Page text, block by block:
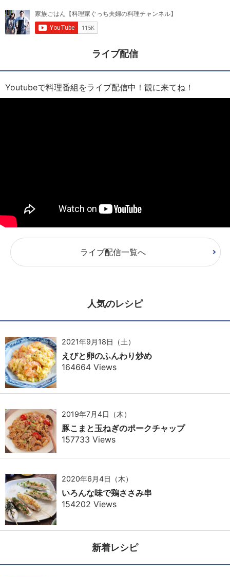
ライブ配信
Youtubeで料理番組をライブ配信中！観に来てね！
ライブ配信一覧へ
人気のレシピ
2021年9月18日（土）
えびと卵のふんわり炒め
164664 Views
2019年7月4日（木）
豚こまと玉ねぎのポークチャップ
157733 Views
2020年6月4日（木）
いろんな味で鶏ささみ串
154202 Views
新着レシピ